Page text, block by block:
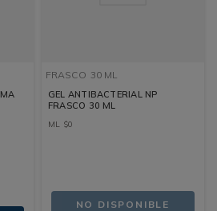
FRASCO 30 ML
GEL ANTIBACTERIAL NP
FRASCO 30 ML
ML $0
NO DISPONIBLE